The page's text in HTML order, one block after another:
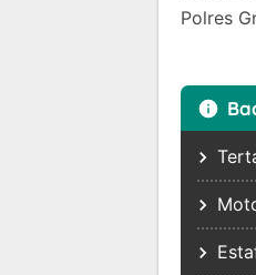
Polres